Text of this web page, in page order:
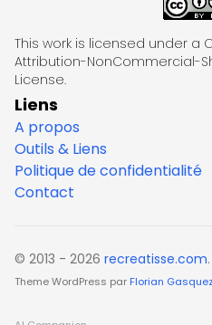
This work is licensed under a
Attribution-NonCommercial-
License.
Liens
A propos
Outils & Liens
Politique de confidentialité
Contact
© 2013 - 2026 recreatisse.com
Theme WordPress par Florian Gasquez